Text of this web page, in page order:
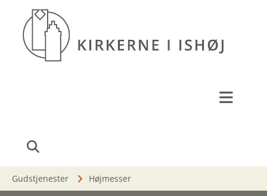
Gudstjenester Højmesser